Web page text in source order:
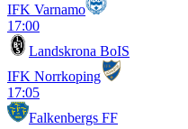
IFK Varnamo
17:00
Landskrona BoIS
IFK Norrkoping
17:05
Falkenbergs FF